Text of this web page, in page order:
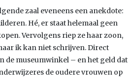
zaal eveneens een anekdote:
Hé, er staat helemaal geen
Vervolgens riep ze haar zoon,
ik kan niet schrijven. Direct
de museumwinkel – en het geld dat
de oudere vrouwen op